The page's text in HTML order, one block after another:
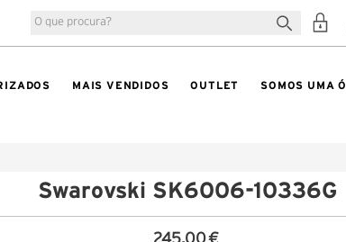
MAIS VENDIDOS OUTLET SOMOS UMA
Swarovski SK6006-10336G
245,00 €